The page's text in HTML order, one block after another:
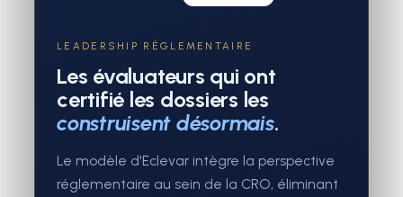
LEADERSHIP RÉGLEMENTAIRE
Les évaluateurs qui ont
certifié les dossiers les
construisent désormais.
Le modèle d'Eclevar intègre la perspective
réglementaire au sein de la CRO, éliminant